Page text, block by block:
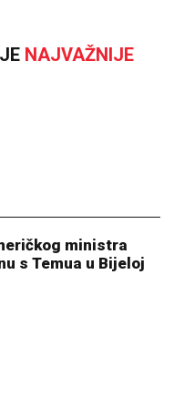
NAJVAŽNIJE
ministra
s Temua u Bijeloj